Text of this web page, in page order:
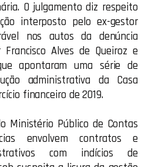
O julgamento diz respeito
interposto pelo ex-gestor
nos autos da denúncia
Alves de Queiroz e
apontaram uma série de
administrativa da Casa
financeiro de 2019.
Ministério Público de Contas
envolvem contratos e
com indícios de